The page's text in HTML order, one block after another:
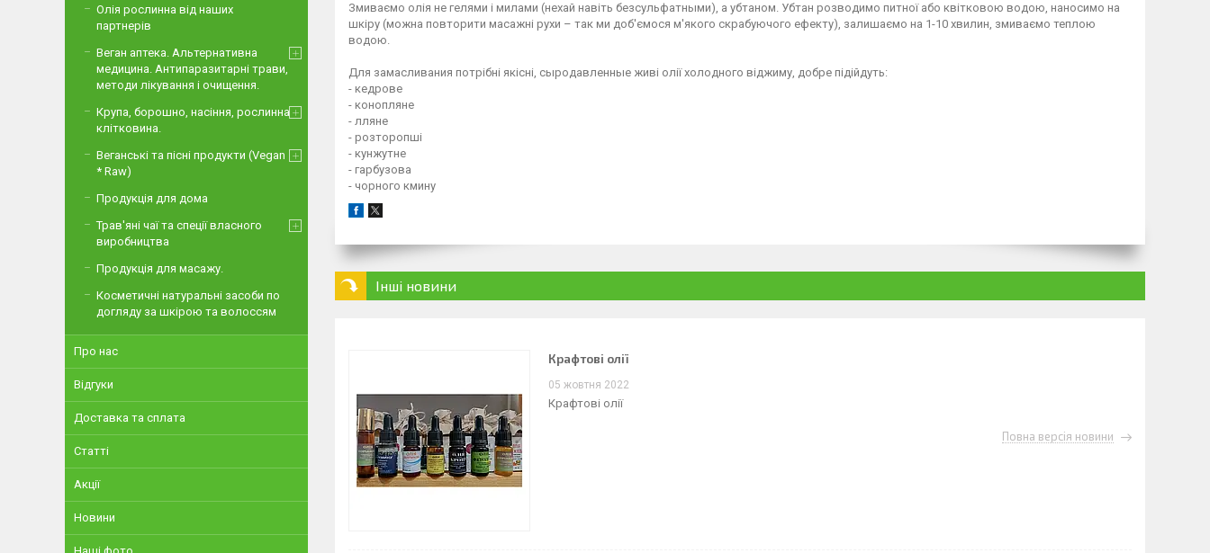
Змиваємо олія не гелями і милами (нехай навіть безсульфатными), а убтаном. Убтан розводимо питної або квітковою водою, наносимо на
шкіру (можна повторити масажні рухи – так ми доб'ємося м'якого скрабуючого ефекту), залишаємо на 1-10 хвилин, змиваємо теплою
водою.⁣⁣⠀
Для замасливания потрібні якісні, сыродавленные живі олії холодного віджиму, добре підійдуть:⁣⁣⠀
- кедрове⁣⁣⠀
- конопляне⁣⁣⠀
- лляне⁣⁣⠀
- розторопші⁣⁣⠀
- кунжутне⁣⁣⠀
- гарбузова⁣⁣⠀
- чорного кмину⁣⁣⠀
Інші новини
Крафтові олії
05 жовтня 2022
Крафтові олії
Повна версія новини
Олія рослинна від наших
партнерів
Веган аптека. Альтернативна
медицина. Антипаразитарні трави,
методи лікування і очищення.
Крупа, борошно, насіння, рослинна
клітковина.
Веганські та пісні продукти (Vegan
* Raw)
Продукція для дома
Трав'яні чаї та спеції власного
виробництва
Продукція для масажу.
Косметичні натуральні засоби по
догляду за шкірою та волоссям
Про нас
Відгуки
Доставка та сплата
Статті
Акції
Новини